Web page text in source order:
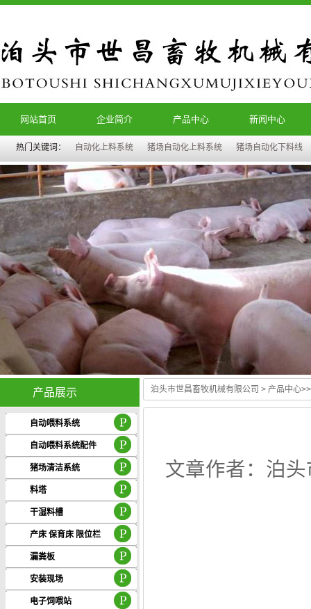
网站首页 企业简介 产品中心 新闻中心
热门关键词： 自动化上料系统 猪场自动化上料系统 猪场自动化下料线
产品展示
自动喂料系统
自动喂料系统配件
猪场清洁系统
料塔
干湿料槽
产床 保育床 限位栏
漏粪板
安装现场
电子饲喂站
泊头市世昌畜牧机械有限公司 > 产品中心
文章作者：泊